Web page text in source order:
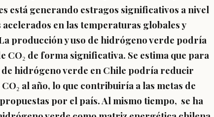
está generando estragos significativos a nivel
en las temperaturas globales y
producción y uso de hidrógeno verde podría
CO₂ de forma significativa. Se estima que para
de hidrógeno verde en Chile podría reducir
al año, lo que contribuiría a las metas de
por el país. Al mismo tiempo, se ha